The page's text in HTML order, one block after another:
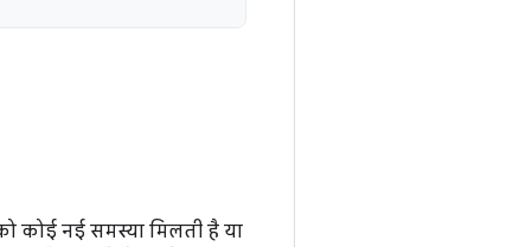
कोई नई समस्या मिलती है या